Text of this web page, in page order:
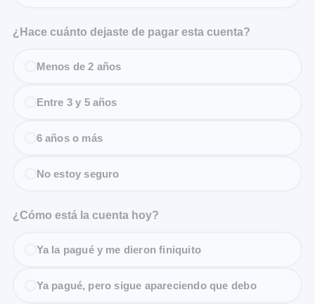
¿Hace cuánto dejaste de pagar esta cuenta?
Menos de 2 años
Entre 3 y 5 años
6 años o más
No estoy seguro
¿Cómo está la cuenta hoy?
Ya la pagué y me dieron finiquito
Ya pagué, pero sigue apareciendo que debo